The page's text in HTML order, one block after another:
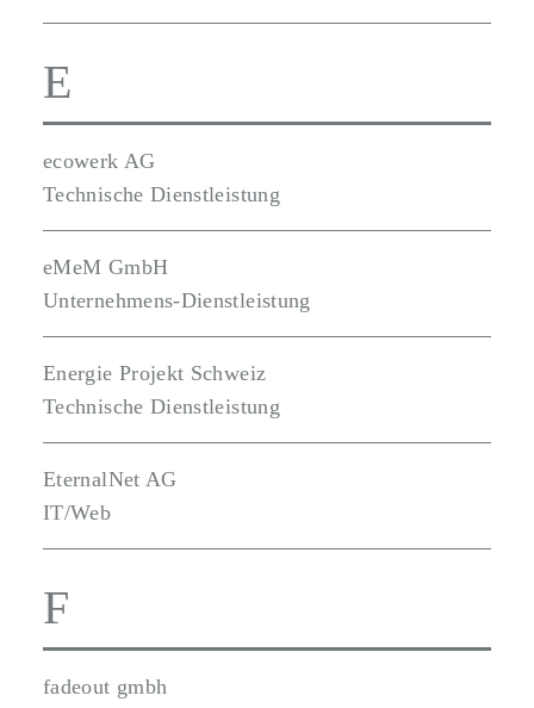
E
ecowerk AG
Technische Dienstleistung
eMeM GmbH
Unternehmens-Dienstleistung
Energie Projekt Schweiz
Technische Dienstleistung
EternalNet AG
IT/Web
F
fadeout gmbh